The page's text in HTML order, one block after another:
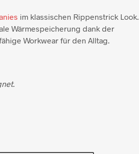
im klassischen Rippenstrick Look.
Wärmespeicherung dank der
Workwear für den Alltag.